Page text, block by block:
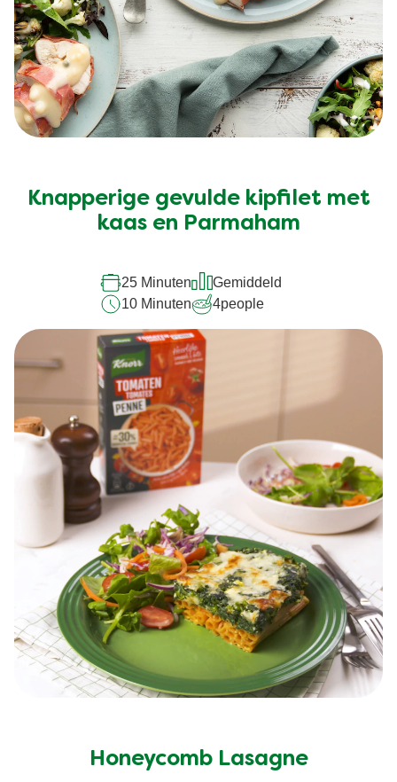
Knapperige gevulde kipfilet met
kaas en Parmaham
25 Minuten
Gemiddeld
10 Minuten
4people
Honeycomb Lasagne